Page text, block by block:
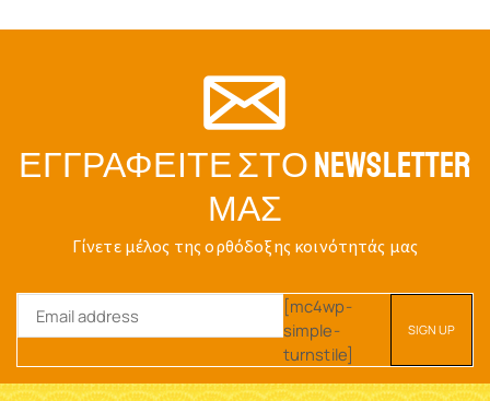
ΕΓΓΡΑΦΕΊΤΕ ΣΤΟ NEWSLETTER
ΜΑΣ
Γίνετε μέλος της ορθόδοξης κοινότητάς μας
[mc4wp-
simple-
turnstile]